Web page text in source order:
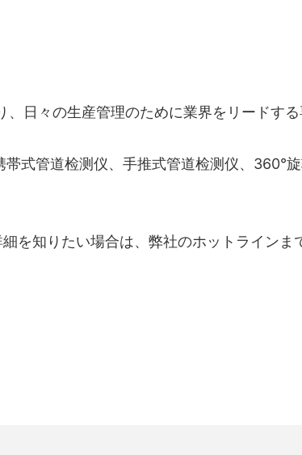
日々の生産管理のために業界をリードする
式管道检测仪、手推式管道检测仪、360°
知りたい場合は、弊社のホットラインま